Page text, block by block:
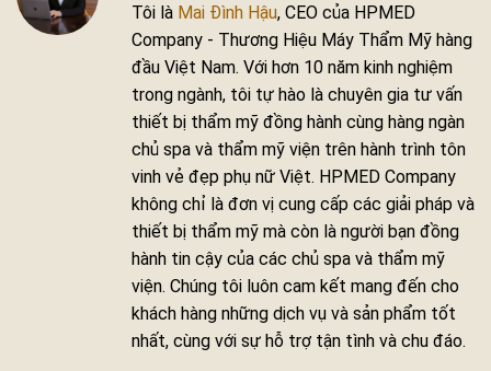
Tôi là Mai Đình Hậu, CEO của HPMED
Company - Thương Hiệu Máy Thẩm Mỹ hàng
đầu Việt Nam. Với hơn 10 năm kinh nghiệm
trong ngành, tôi tự hào là chuyên gia tư vấn
thiết bị thẩm mỹ đồng hành cùng hàng ngàn
chủ spa và thẩm mỹ viện trên hành trình tôn
vinh vẻ đẹp phụ nữ Việt. HPMED Company
không chỉ là đơn vị cung cấp các giải pháp và
thiết bị thẩm mỹ mà còn là người bạn đồng
hành tin cậy của các chủ spa và thẩm mỹ
viện. Chúng tôi luôn cam kết mang đến cho
khách hàng những dịch vụ và sản phẩm tốt
nhất, cùng với sự hỗ trợ tận tình và chu đáo.